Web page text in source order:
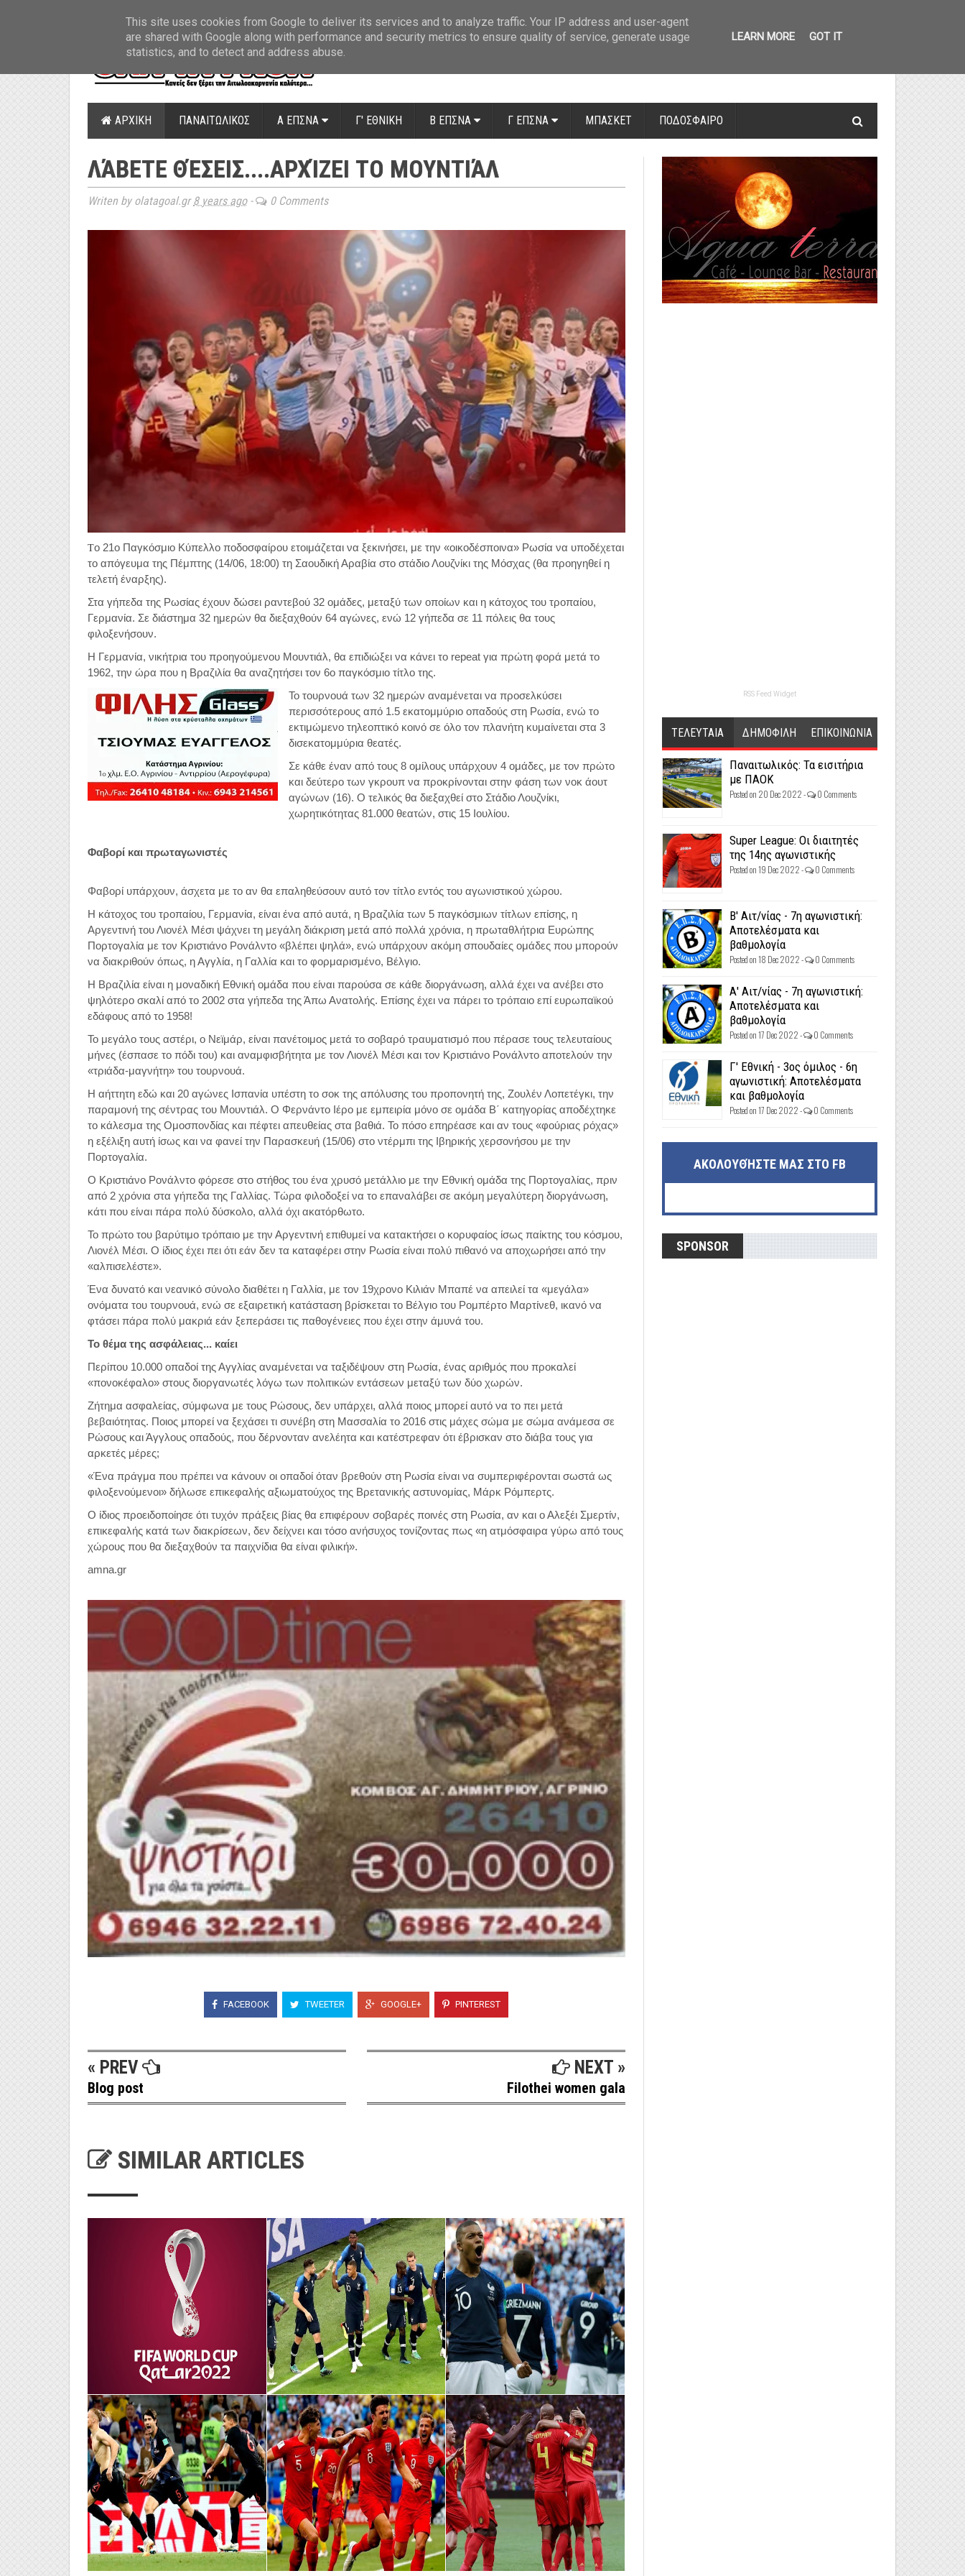
ΑΡΧΙΚΗ ΠΑΝΑΙΤΩΛΙΚΟΣ Α ΕΠΣΝΑ Γ' ΕΘΝΙΚΗ Β ΕΠΣΝΑ Γ ΕΠΣΝΑ ΜΠΑΣΚΕΤ ΠΟΔΟΣΦΑΙΡΟ
ΛΆΒΕΤΕ ΘΈΣΕΙΣ....ΑΡΧΊΖΕΙ ΤΟ ΜΟΥΝΤΙΆΛ
Writen by olatagoal.gr8 years ago- 0 Comments
Το 21ο Παγκόσμιο Κύπελλο ποδοσφαίρου ετοιμάζεται να ξεκινήσει, με την «οικοδέσποινα» Ρωσία να υποδέχεται
το απόγευμα της Πέμπτης (14/06, 18:00) τη Σαουδική Αραβία στο στάδιο Λουζνίκι της Μόσχας (θα προηγηθεί η
τελετή έναρξης).
Στα γήπεδα της Ρωσίας έχουν δώσει ραντεβού 32 ομάδες, μεταξύ των οποίων και η κάτοχος του τροπαίου,
Γερμανία. Σε διάστημα 32 ημερών θα διεξαχθούν 64 αγώνες, ενώ 12 γήπεδα σε 11 πόλεις θα τους
φιλοξενήσουν.
Η Γερμανία, νικήτρια του προηγούμενου Μουντιάλ, θα επιδιώξει να κάνει το repeat για πρώτη φορά μετά το
1962, την ώρα που η Βραζιλία θα αναζητήσει τον 6ο παγκόσμιο τίτλο της.
Το τουρνουά των 32 ημερών αναμένεται να προσελκύσει
περισσότερους από 1.5 εκατομμύριο οπαδούς στη Ρωσία, ενώ το
εκτιμώμενο τηλεοπτικό κοινό σε όλο τον πλανήτη κυμαίνεται στα 3
δισεκατομμύρια θεατές.
Σε κάθε έναν από τους 8 ομίλους υπάρχουν 4 ομάδες, με τον πρώτο
και δεύτερο των γκρουπ να προκρίνονται στην φάση των νοκ άουτ
αγώνων (16). Ο τελικός θα διεξαχθεί στο Στάδιο Λουζνίκι,
χωρητικότητας 81.000 θεατών, στις 15 Ιουλίου.
Φαβορί και πρωταγωνιστές
Φαβορί υπάρχουν, άσχετα με το αν θα επαληθεύσουν αυτό τον τίτλο εντός του αγωνιστικού χώρου.
Η κάτοχος του τροπαίου, Γερμανία, είναι ένα από αυτά, η Βραζιλία των 5 παγκόσμιων τίτλων επίσης, η
Αργεντινή του Λιονέλ Μέσι ψάχνει τη μεγάλη διάκριση μετά από πολλά χρόνια, η πρωταθλήτρια Ευρώπης
Πορτογαλία με τον Κριστιάνο Ρονάλντο «βλέπει ψηλά», ενώ υπάρχουν ακόμη σπουδαίες ομάδες που μπορούν
να διακριθούν όπως, η Αγγλία, η Γαλλία και το φορμαρισμένο, Βέλγιο.
Η Βραζιλία είναι η μοναδική Εθνική ομάδα που είναι παρούσα σε κάθε διοργάνωση, αλλά έχει να ανέβει στο
ψηλότερο σκαλί από το 2002 στα γήπεδα της Άπω Ανατολής. Επίσης έχει να πάρει το τρόπαιο επί ευρωπαϊκού
εδάφους από το 1958!
Το μεγάλο τους αστέρι, ο Νεϊμάρ, είναι πανέτοιμος μετά το σοβαρό τραυματισμό που πέρασε τους τελευταίους
μήνες (έσπασε το πόδι του) και αναμφισβήτητα με τον Λιονέλ Μέσι και τον Κριστιάνο Ρονάλντο αποτελούν την
«τριάδα-μαγνήτη» του τουρνουά.
Η αήττητη εδώ και 20 αγώνες Ισπανία υπέστη το σοκ της απόλυσης του προπονητή της, Ζουλέν Λοπετέγκι, την
παραμονή της σέντρας του Μουντιάλ. Ο Φερνάντο Ιέρο με εμπειρία μόνο σε ομάδα Β΄ κατηγορίας αποδέχτηκε
το κάλεσμα της Ομοσπονδίας και πέφτει απευθείας στα βαθιά. Το πόσο επηρέασε και αν τους «φούριας ρόχας»
η εξέλιξη αυτή ίσως και να φανεί την Παρασκευή (15/06) στο ντέρμπι της Ιβηρικής χερσονήσου με την
Πορτογαλία.
Ο Κριστιάνο Ρονάλντο φόρεσε στο στήθος του ένα χρυσό μετάλλιο με την Εθνική ομάδα της Πορτογαλίας, πριν
από 2 χρόνια στα γήπεδα της Γαλλίας. Τώρα φιλοδοξεί να το επαναλάβει σε ακόμη μεγαλύτερη διοργάνωση,
κάτι που είναι πάρα πολύ δύσκολο, αλλά όχι ακατόρθωτο.
Το πρώτο του βαρύτιμο τρόπαιο με την Αργεντινή επιθυμεί να κατακτήσει ο κορυφαίος ίσως παίκτης του κόσμου,
Λιονέλ Μέσι. Ο ίδιος έχει πει ότι εάν δεν τα καταφέρει στην Ρωσία είναι πολύ πιθανό να αποχωρήσει από την
«αλπισελέστε».
Ένα δυνατό και νεανικό σύνολο διαθέτει η Γαλλία, με τον 19χρονο Κιλιάν Μπαπέ να απειλεί τα «μεγάλα»
ονόματα του τουρνουά, ενώ σε εξαιρετική κατάσταση βρίσκεται το Βέλγιο του Ρομπέρτο Μαρτίνεθ, ικανό να
φτάσει πάρα πολύ μακριά εάν ξεπεράσει τις παθογένειες που έχει στην άμυνά του.
Το θέμα της ασφάλειας... καίει
Περίπου 10.000 οπαδοί της Αγγλίας αναμένεται να ταξιδέψουν στη Ρωσία, ένας αριθμός που προκαλεί
«πονοκέφαλο» στους διοργανωτές λόγω των πολιτικών εντάσεων μεταξύ των δύο χωρών.
Ζήτημα ασφαλείας, σύμφωνα με τους Ρώσους, δεν υπάρχει, αλλά ποιος μπορεί αυτό να το πει μετά
βεβαιότητας. Ποιος μπορεί να ξεχάσει τι συνέβη στη Μασσαλία το 2016 στις μάχες σώμα με σώμα ανάμεσα σε
Ρώσους και Άγγλους οπαδούς, που δέρνονταν ανελέητα και κατέστρεφαν ότι έβρισκαν στο διάβα τους για
αρκετές μέρες;
«Ένα πράγμα που πρέπει να κάνουν οι οπαδοί όταν βρεθούν στη Ρωσία είναι να συμπεριφέρονται σωστά ως
φιλοξενούμενοι» δήλωσε επικεφαλής αξιωματούχος της Βρετανικής αστυνομίας, Μάρκ Ρόμπερτς.
Ο ίδιος προειδοποίησε ότι τυχόν πράξεις βίας θα επιφέρουν σοβαρές ποινές στη Ρωσία, αν και ο Αλεξέι Σμερτίν,
επικεφαλής κατά των διακρίσεων, δεν δείχνει και τόσο ανήσυχος τονίζοντας πως «η ατμόσφαιρα γύρω από τους
χώρους που θα διεξαχθούν τα παιχνίδια θα είναι φιλική».
amna.gr
FACEBOOK TWEETER GOOGLE+ PINTEREST
« PREV
Blog post
NEXT »
Filothei women gala
SIMILAR ARTICLES
RSS Feed Widget
ΤΕΛΕΥΤΑΙΑ ΔΗΜΟΦΙΛΗ ΕΠΙΚΟΙΝΩΝΙΑ
Παναιτωλικός: Τα εισιτήρια
με ΠΑΟΚ
Posted on 20 Dec 2022 - 0 Comments
Super League: Οι διαιτητές
της 14ης αγωνιστικής
Posted on 19 Dec 2022 - 0 Comments
Β' Αιτ/νίας - 7η αγωνιστική:
Αποτελέσματα και
βαθμολογία
Posted on 18 Dec 2022 - 0 Comments
Α' Αιτ/νίας - 7η αγωνιστική:
Αποτελέσματα και
βαθμολογία
Posted on 17 Dec 2022 - 0 Comments
Γ' Εθνική - 3ος όμιλος - 6η
αγωνιστική: Αποτελέσματα
και βαθμολογία
Posted on 17 Dec 2022 - 0 Comments
ΑΚΟΛΟΥΘΉΣΤΕ ΜΑΣ ΣΤΟ FB
SPONSOR
This site uses cookies from Google to deliver its services and to analyze traffic. Your IP address and user-agent
are shared with Google along with performance and security metrics to ensure quality of service, generate usage
statistics, and to detect and address abuse.
LEARN MORE GOT IT